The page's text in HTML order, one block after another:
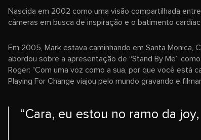
Nascida em 2002 como uma visão compartilhada
câmeras em busca de inspiração e o batimento
Em 2005, Mark estava caminhando em Santa Monica,
abordou sobre a apresentação de “Stand By Me”
Roger: "Com uma voz como a sua, por que você está
Playing For Change viajou pelo mundo gravando e
“Cara, eu estou no ramo da